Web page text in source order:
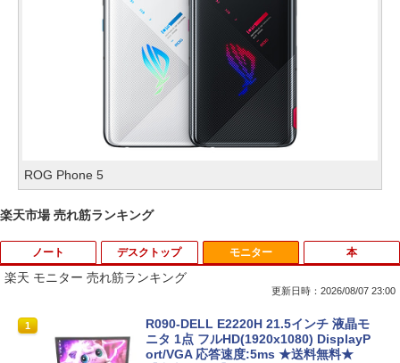
ROG Phone 5
楽天市場 売れ筋ランキング
ノート
1
【期間限定 ポイントUP＆クーポン配
布】 Lenovo 500e Chromebook Gen 4
s 2in1 ノートパソコン 83L5S00000 Chr
デスクトップ
1
【今だけ】全品ポイント10倍 お買い物マ
ラソン★8/4～8/11★中古パソコン デス
クトップPC FUJITSU ESPRIMO Q558/B
モニター
楽天 モニター 売れ筋ランキング
更新日時：2026/08/07 23:00
1
R090-DELL E2220H 21.5インチ 液晶モ
ニタ 1点 フルHD(1920x1080) DisplayP
ort/VGA 応答速度:5ms ★送料無料★
本